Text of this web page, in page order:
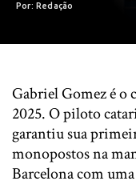
Por: Redação
Gabriel Gomez é o
2025. O piloto
garantiu sua
monopostos na
Barcelona com